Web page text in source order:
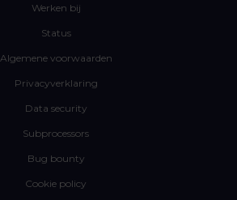
Werken bij
Status
Algemene voorwaarden
Privacyverklaring
Data security
Subprocessors
Bug bounty
Cookie policy